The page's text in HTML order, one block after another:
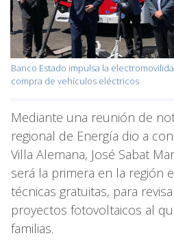
Banco Estado impulsa la
compra de vehículos eléctricos
Mediante una reunión de
regional de Energía dio a
Villa Alemana, José Sabat
será la primera en la región
técnicas gratuitas, para
proyectos fotovoltaicos al
familias.